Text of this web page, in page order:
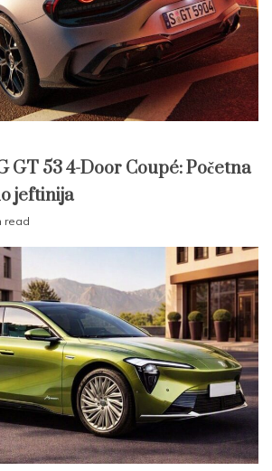
GT 53 4-Door Coupé: Početna
jeftinija
read